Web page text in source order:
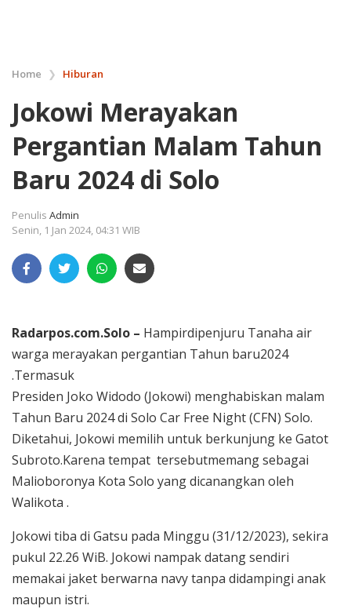
Home ❯ Hiburan
Jokowi Merayakan
Pergantian Malam Tahun
Baru 2024 di Solo
Penulis Admin
Senin, 1 Jan 2024, 04:31 WIB
Radarpos.com.Solo – Hampirdipenjuru Tanaha air
warga merayakan pergantian Tahun baru2024
.Termasuk
Presiden Joko Widodo (Jokowi) menghabiskan malam
Tahun Baru 2024 di Solo Car Free Night (CFN) Solo.
Diketahui, Jokowi memilih untuk berkunjung ke Gatot
Subroto.Karena tempat tersebutmemang sebagai
Malioboronya Kota Solo yang dicanangkan oleh
Walikota .
Jokowi tiba di Gatsu pada Minggu (31/12/2023), sekira
pukul 22.26 WiB. Jokowi nampak datang sendiri
memakai jaket berwarna navy tanpa didampingi anak
maupun istri.